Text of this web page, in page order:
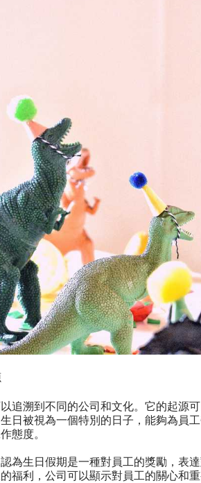
追溯到不同的公司和文化。它的起源
日被視為一個特別的日子，能夠為員
態度。
為生日假期是一種對員工的獎勵，表
福利，公司可以顯示對員工的關心和重